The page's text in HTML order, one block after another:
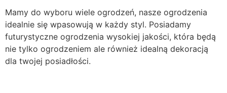
Mamy do wyboru wiele ogrodzeń, nasze ogrodzenia
idealnie się wpasowują w każdy styl. Posiadamy
futurystyczne ogrodzenia wysokiej jakości, która będą
nie tylko ogrodzeniem ale również idealną dekoracją
dla twojej posiadłości.